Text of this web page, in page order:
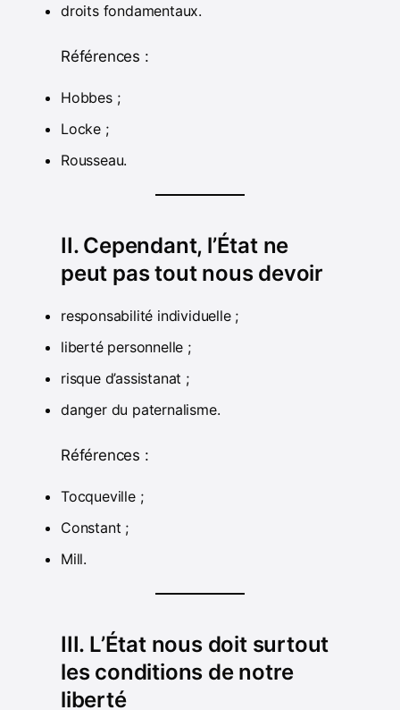
droits fondamentaux.
Références :
Hobbes ;
Locke ;
Rousseau.
II. Cependant, l’État ne
peut pas tout nous devoir
responsabilité individuelle ;
liberté personnelle ;
risque d’assistanat ;
danger du paternalisme.
Références :
Tocqueville ;
Constant ;
Mill.
III. L’État nous doit surtout
les conditions de notre
liberté